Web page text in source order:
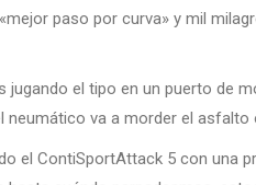
paso por curva» y mil
jugando el tipo en un puerto de
neumático va a morder el asfalto
el ContiSportAttack 5 con una